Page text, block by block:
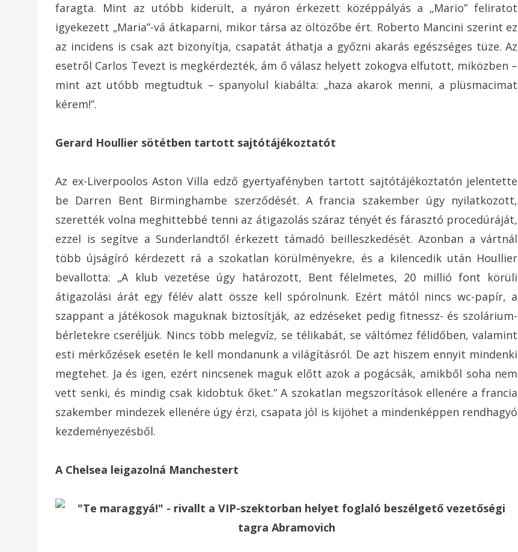
faragta. Mint az utóbb kiderült, a nyáron érkezett középpályás a „Mario” feliratot
igyekezett „Maria”-vá átkaparni, mikor társa az öltözőbe ért. Roberto Mancini szerint ez
az incidens is csak azt bizonyítja, csapatát áthatja a győzni akarás egészséges tüze. Az
esetről Carlos Tevezt is megkérdezték, ám ő válasz helyett zokogva elfutott, miközben –
mint azt utóbb megtudtuk – spanyolul kiabálta: „haza akarok menni, a plüsmacimat
kérem!”.
Gerard Houllier sötétben tartott sajtótájékoztatót
Az ex-Liverpoolos Aston Villa edző gyertyafényben tartott sajtótájékoztatón jelentette
be Darren Bent Birminghambe szerződését. A francia szakember úgy nyilatkozott,
szerették volna meghittebbé tenni az átigazolás száraz tényét és fárasztó procedúráját,
ezzel is segítve a Sunderlandtől érkezett támadó beilleszkedését. Azonban a vártnál
több újságíró kérdezett rá a szokatlan körülményekre, és a kilencedik után Houllier
bevallotta: „A klub vezetése úgy határozott, Bent félelmetes, 20 millió font körüli
átigazolási árát egy félév alatt össze kell spórolnunk. Ezért mától nincs wc-papír, a
szappant a játékosok maguknak biztosítják, az edzéseket pedig fitnessz- és szolárium-
bérletekre cseréljük. Nincs több melegvíz, se télikabát, se váltómez félidőben, valamint
esti mérkőzések esetén le kell mondanunk a világításról. De azt hiszem ennyit mindenki
megtehet. Ja és igen, ezért nincsenek maguk előtt azok a pogácsák, amikből soha nem
vett senki, és mindig csak kidobtuk őket.” A szokatlan megszorítások ellenére a francia
szakember mindezek ellenére úgy érzi, csapata jól is kijöhet a mindenképpen rendhagyó
kezdeményezésből.
A Chelsea leigazolná Manchestert